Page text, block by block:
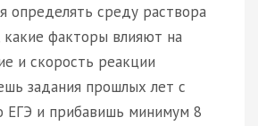
определять среду раствора
факторы влияют на
и скорость реакции
задания прошлых лет с
ЕГЭ и прибавишь минимум 8